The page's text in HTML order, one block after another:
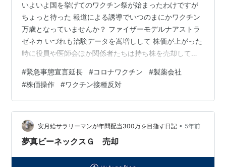
いよいよ国を挙げてのワクチン祭が始まったわけですが
ちょっと待った 報道による誘導でいつのまにかワクチン
万歳となっていませんか？ ファイザーモデルナアストラ
ゼネカ いづれも治験データを嵩増しして 株価が上がった
時に役員や医師会ほか関係者たちは持ち株を売却して億
承認の薬の効能 を医者に対し吹聴していた前科があり 多
額の賠償金を支払っております ビルゲイツで有名なモデ
ルナ社のＣＥＯも同様の手法で巨額の富を得ています 更
に治験担当病院の理事長がモデルナ社の役員を兼任する
ことで株券を貰っていたという事実も明らかになってい
ます 治験責任者が同社の株を大…
#緊急事態宣言延長 #コロナワクチン #製薬会社
#株価操作 #ワクチン接種反対
安月給サラリーマンが年間配当300万を目指す日記 • 5年前
夢真ビーネックスＧ 売却